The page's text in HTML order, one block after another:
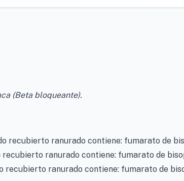
(Beta bloqueante).
recubierto ranurado contiene: fumarato de
ranurado contiene: fumarato de
recubierto ranurado contiene: fumarato de